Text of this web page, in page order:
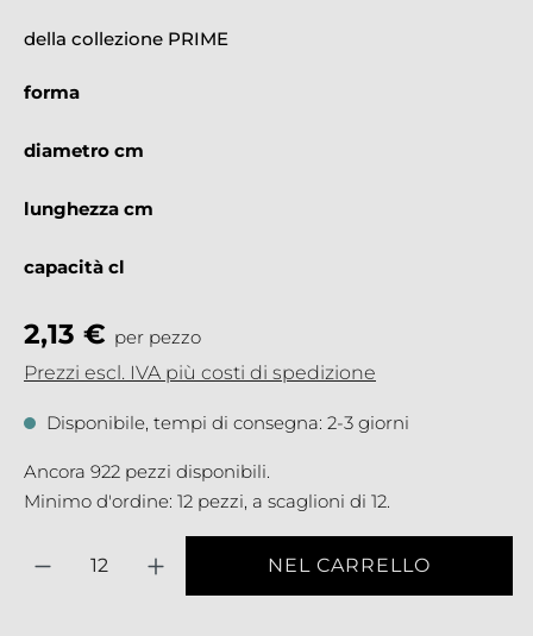
della collezione PRIME
2,13 € per pezzo
Prezzi escl. IVA più costi di spedizione
Disponibile, tempi di consegna: 2-3 giorni
Ancora 922 pezzi disponibili.
Minimo d'ordine: 12 pezzi, a scaglioni di 12.
forma
diametro cm
lunghezza cm
capacità cl
NEL CARRELLO